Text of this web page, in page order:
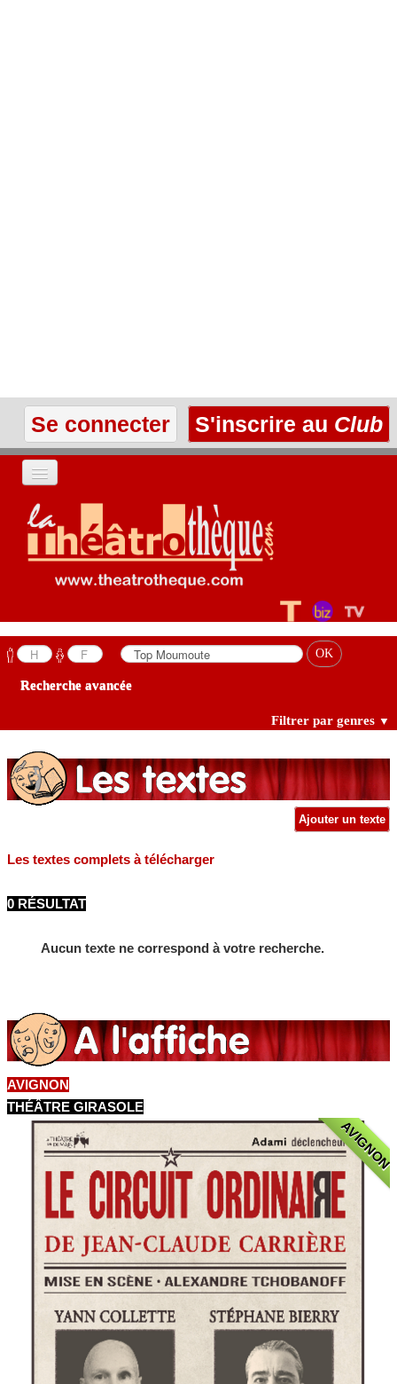
Se connecter S'inscrire au Club
ACCUEIL
LES TEXTES
LES ANNONCES
Recherche avancée
Filtrer par genres ▼
Ajouter un texte
Les textes complets à télécharger
0 RÉSULTAT
Aucun texte ne correspond à votre recherche.
AVIGNON
THÉÂTRE GIRASOLE
AVIGNON